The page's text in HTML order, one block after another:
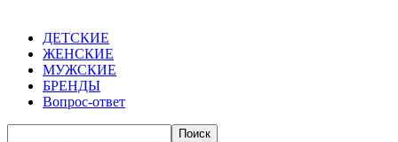
ДЕТСКИЕ
ЖЕНСКИЕ
МУЖСКИЕ
БРЕНДЫ
Вопрос-ответ